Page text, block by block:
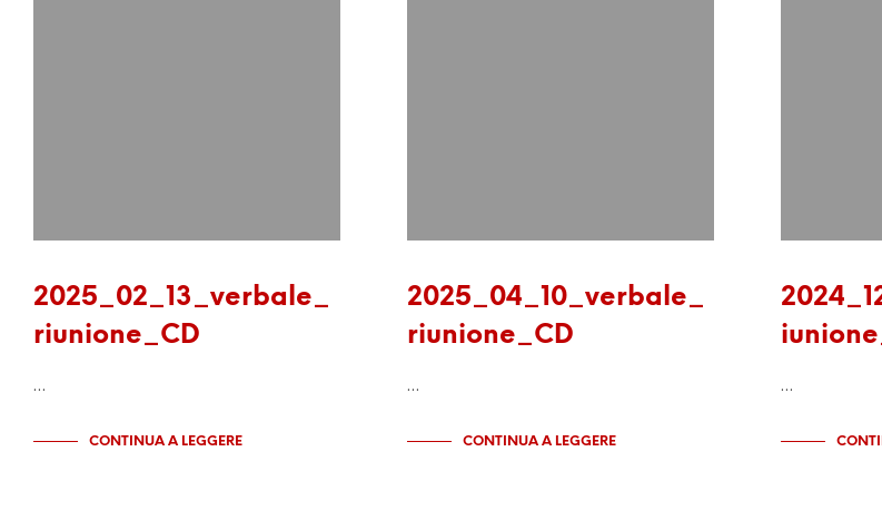
2025_02_13_verbale_
riunione_CD
…
CONTINUA A LEGGERE
2025_04_10_verbale_
riunione_CD
…
CONTINUA A LEGGERE
…